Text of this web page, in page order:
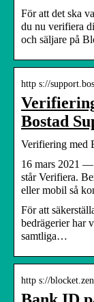
För att det ska
du nu verifiera
och säljare på
http s://
Bostad
Verifiering med
16 mars 2021 —
står Verifiera.
eller mobil så
För att
bedrägerier har
samtliga…
http s://